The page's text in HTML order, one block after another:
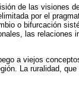
de las visiones
por el
o bifurcación
las relaciones
a viejos
La ruralidad,